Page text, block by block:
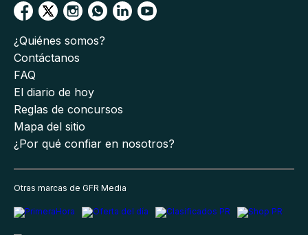
¿Quiénes somos?
Contáctanos
FAQ
El diario de hoy
Reglas de concursos
Mapa del sitio
¿Por qué confiar en nosotros?
Otras marcas de GFR Media